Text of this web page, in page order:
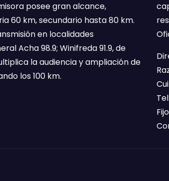
posee gran alcance,
60 km, secundario hasta 80 km.
en localidades
Acha 98.9; Winifreda 91.9, de
la audiencia y ampliación de
los 100 km.